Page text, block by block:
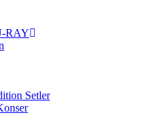
RAY
Setler